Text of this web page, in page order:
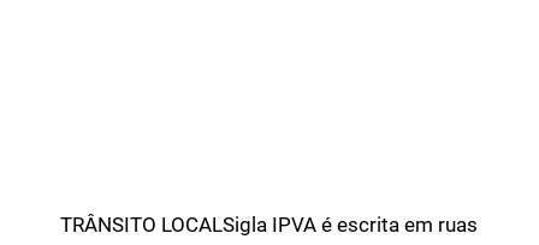
TRÂNSITO LOCALSigla IPVA é escrita em ruas